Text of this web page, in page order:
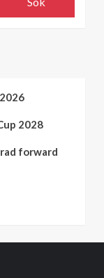
2028
forward